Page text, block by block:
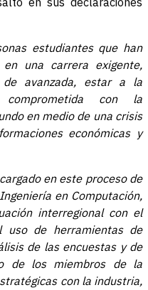
estudiantes que han
una carrera exigente,
avanzada, estar a la
comprometida con la
en medio de una crisis
económicas y
en este proceso de
en Computación,
interregional con el
uso de herramientas de
de las encuestas y de
de los miembros de la
con la industria,